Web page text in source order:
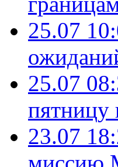
25.07
25.07
23.07